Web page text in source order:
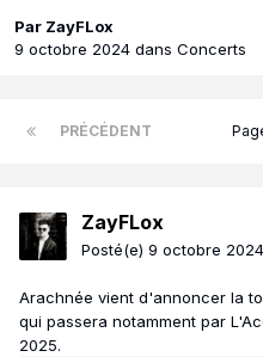
Par ZayFLox
9 octobre 2024 dans Concerts
PRÉCÉDENT
ZayFLox
Posté(e) 9 octobre 2024
Arachnée vient d'annoncer la
qui passera notamment par
2025.